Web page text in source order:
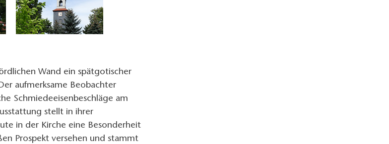
Wand ein spätgotischer
aufmerksame Beobachter
Schmiedeeisenbeschläge am
stellt in ihrer
in der Kirche eine Besonderheit
Prospekt versehen und stammt